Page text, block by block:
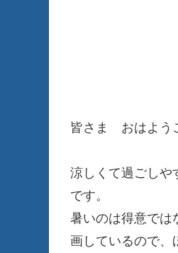
皆さま おはよう
涼しくて過ごしや
です。
暑いのは得意では
画しているので、